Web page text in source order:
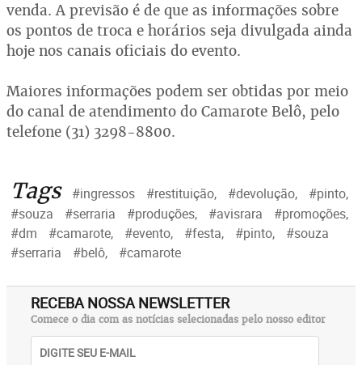
venda. A previsão é de que as informações sobre
os pontos de troca e horários seja divulgada ainda
hoje nos canais oficiais do evento.
Maiores informações podem ser obtidas por meio
do canal de atendimento do Camarote Belô, pelo
telefone (31) 3298-8800.
Tags #ingressos #restituição, #devolução,
#pinto,
#souza
#serraria #produções, #avisrara
#promoções,
#dm
#camarote, #evento, #festa, #pinto,
#souza
#serraria
#belô, #camarote
RECEBA NOSSA NEWSLETTER
Comece o dia com as notícias selecionadas pelo nosso editor